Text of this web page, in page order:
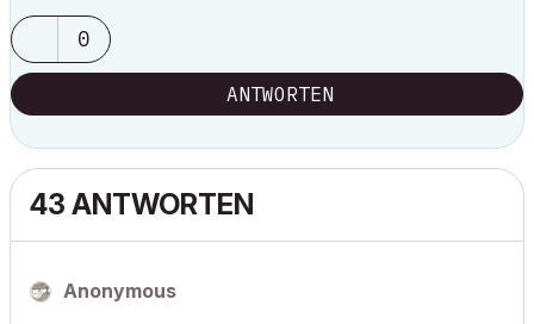
0
ANTWORTEN
43 ANTWORTEN
Anonymous